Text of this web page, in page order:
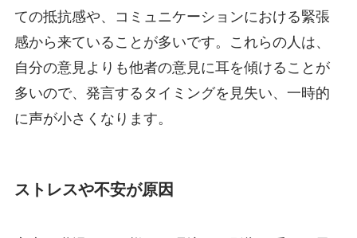
ての抵抗感や、コミュニケーションにおける緊張
感から来ていることが多いです。これらの人は、
自分の意見よりも他者の意見に耳を傾けることが
多いので、発言するタイミングを見失い、一時的
に声が小さくなります。
ストレスや不安が原因